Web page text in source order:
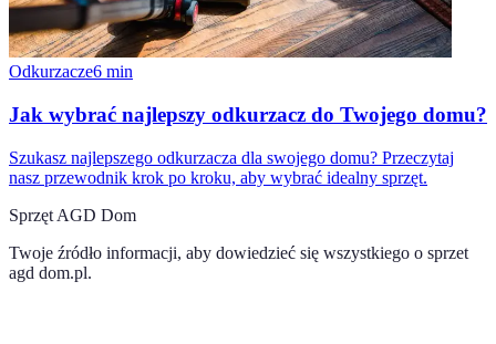
Odkurzacze6 min
Jak wybrać najlepszy odkurzacz do Twojego domu?
Szukasz najlepszego odkurzacza dla swojego domu? Przeczytaj
nasz przewodnik krok po kroku, aby wybrać idealny sprzęt.
Sprzęt AGD Dom
Twoje źródło informacji, aby dowiedzieć się wszystkiego o sprzet
agd dom.pl.